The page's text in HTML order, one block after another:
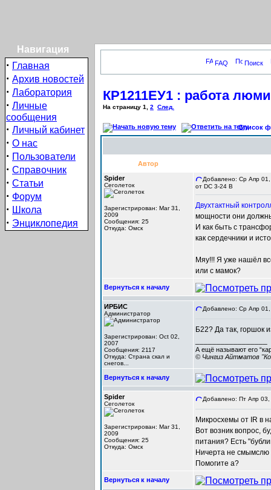
Навигация
· Главная
· Архив новостей
· Лаборатория
· Личные
сообщения
· Личный кабинет
· О нас
· Пользователи
· Справочник
· Статьи
· Форум
· Школа
· Энциклопедия
FAQ Поиск
КР1211ЕУ1 : работа
На страницу 1 2 След.
Список
Автор
Spider
Сеголеток
Зарегистрирован: Mar 31,
2009
Сообщения: 25
Откуда: Омск
Добавлено: Ср Апр
от DC 3-24 В
Двухтактный
мощности они
И как быть с
как сердечники и
Мяу!!! Я уже нашёл
или с мамок?
Вернуться к началу
ИРБИС
Администратор
Зарегистрирован: Oct 02,
2007
Сообщения: 2117
Откуда: Cтрана скал и
снегов...
Добавлено: Ср Апр
Б22? Да так, горшок
А ещё называют его
© Чингиз Айтматов
Вернуться к началу
Spider
Сеголеток
Зарегистрирован: Mar 31,
2009
Сообщения: 25
Откуда: Омск
Добавлено: Пт Апр
Микросхемы от IR в
Вот возник вопрос,
питания? Есть
Ничерта не смымслю
Помогите а?
Вернуться к началу